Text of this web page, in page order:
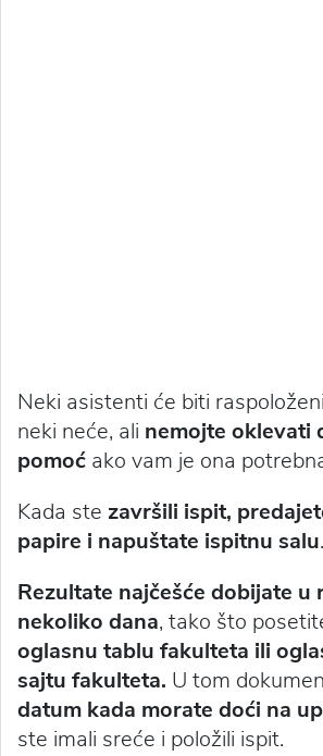
Neki asistenti će biti
neki neće, ali nemojte oklevati
pomoć ako vam je ona
Kada ste završili ispit,
papire i napuštate ispitnu salu.
Rezultate najčešće dobijate u
nekoliko dana, tako što
oglasnu tablu fakulteta ili
sajtu fakulteta. U tom
datum kada morate doći na
ste imali sreće i položili ispit.